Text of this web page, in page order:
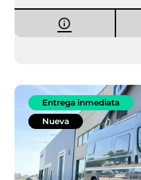
Entrega inmediata
Nueva